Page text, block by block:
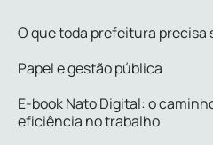
O que toda prefeitura precisa
Papel e gestão pública
E-book Nato Digital: o
eficiência no trabalho